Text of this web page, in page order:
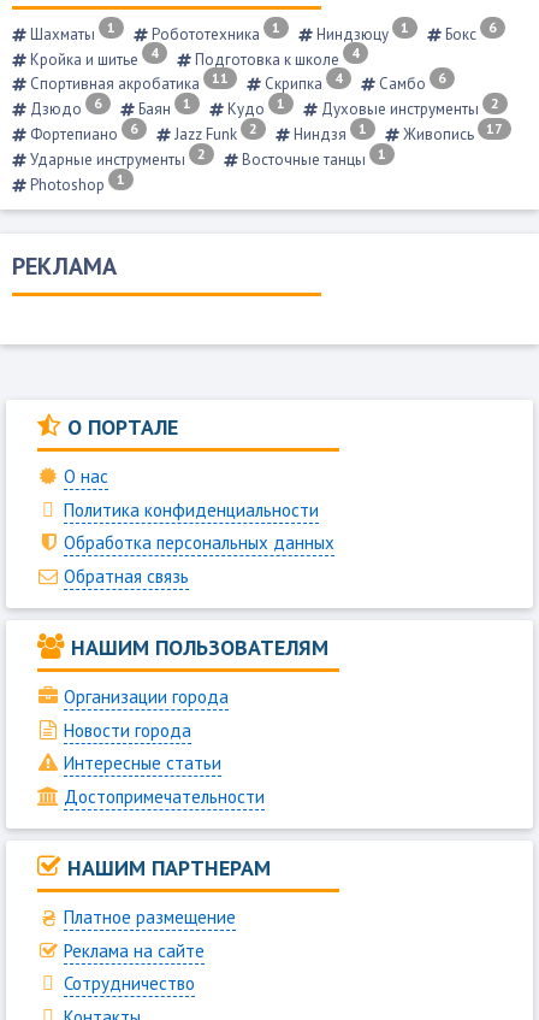
Шахматы 1 Робототехника 1 Ниндзюцу 1 Бокс 6
Кройка и шитье 4 Подготовка к школе 4
Спортивная акробатика 11 Скрипка 4 Самбо 6
Дзюдо 6 Баян 1 Кудо 1 Духовые инструменты 2
Фортепиано 6 Jazz Funk 2 Ниндзя 1 Живопись 17
Ударные инструменты 2 Восточные танцы 1
Photoshop 1
РЕКЛАМА
О ПОРТАЛЕ
О нас
Политика конфиденциальности
Обработка персональных данных
Обратная связь
НАШИМ ПОЛЬЗОВАТЕЛЯМ
Организации города
Новости города
Интересные статьи
Достопримечательности
НАШИМ ПАРТНЕРАМ
Платное размещение
Реклама на сайте
Сотрудничество